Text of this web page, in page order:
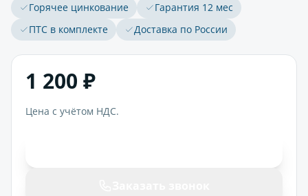
Горячее цинкование
Гарантия 12 мес
ПТС в комплекте
Доставка по России
1 200 ₽
Цена с учётом НДС.